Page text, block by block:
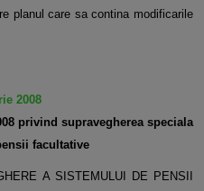
planul care sa contina modificarile
2008
privind supravegherea speciala
facultative
A SISTEMULUI DE PENSII